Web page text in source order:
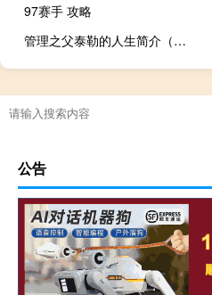
97赛手 攻略
管理之父泰勒的人生简介（管理之父泰勒）
公告